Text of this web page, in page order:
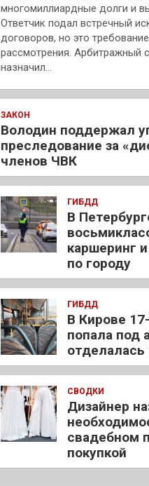
многомиллиардные долги и
Ответчик подал встречный
договоров, но это
рассмотрения. Арбитражный
назначил…
ЗАКОН
Володин поддержал
преследование за
членов ЧВК
ГИБДД
В
каршеринг
по городу
ГИБДД
В Кирове
попала под
СВОДКИ
Дизайнер
свадебном
покупкой